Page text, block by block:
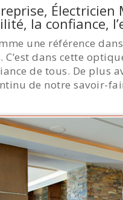
la confiance,
une référence
dans cette
de tous. De plus
de notre savoir-